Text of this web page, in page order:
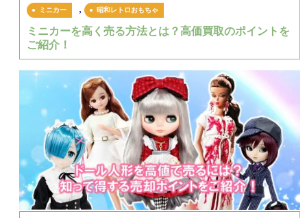
ミニカー , 昭和レトロおもちゃ
ミニカーを高く売る方法とは？高価買取のポイントを
ご紹介！